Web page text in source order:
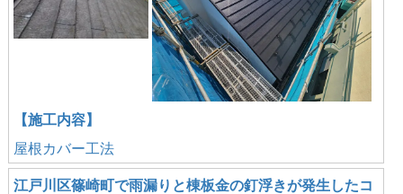
【施工内容】
屋根カバー工法
江戸川区篠崎町で雨漏りと棟板金の釘浮きが発生したコ